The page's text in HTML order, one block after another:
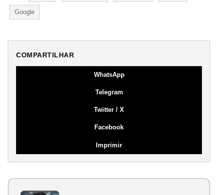
Google
COMPARTILHAR
WhatsApp
Telegram
Twitter / X
Facebook
Imprimir